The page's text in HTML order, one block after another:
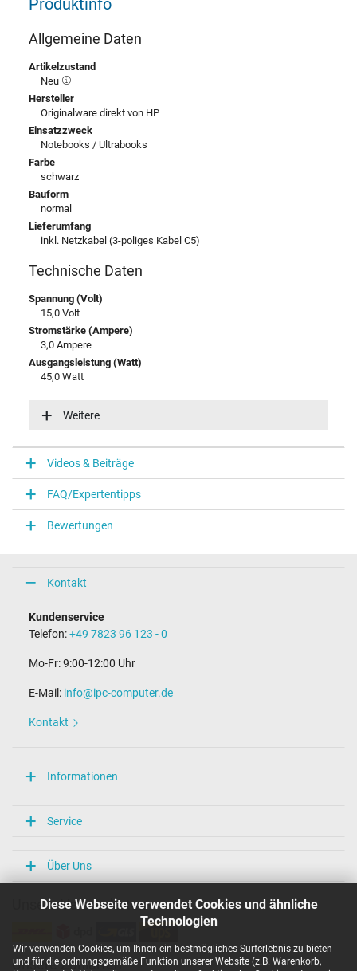
Diese Webseite verwendet Cookies und ähnliche
Technologien
Wir verwenden Cookies, um Ihnen ein bestmögliches Surferlebnis zu bieten
und für die ordnungsgemäße Funktion unserer Website (z.B. Warenkorb,
Produktinfo
Allgemeine Daten
Artikelzustand
Neu
Hersteller
Originalware direkt von HP
Einsatzzweck
Notebooks / Ultrabooks
Farbe
schwarz
Bauform
normal
Lieferumfang
inkl. Netzkabel (3-poliges Kabel C5)
Technische Daten
Spannung (Volt)
15,0 Volt
Stromstärke (Ampere)
3,0 Ampere
Ausgangsleistung (Watt)
45,0 Watt
12V / 3A / 36,0W
15V / 3A / 45,0W
9V / 3A / 27,0W
Eingangsspannung
Energieeffizienz
Notebook Stecker
USB-C / 180° gerade
7,0 mm
Stift im Stecker
Länge Anschlusskabel (m) (ca.)
Maße
Weitere Daten
Überlast-, kurzschluss- und überhitzungsgeschützt
Ja
CCC
PSE
Singapore Safety Mark
TÜV Geprüfte Sicherheit
UL Listed
Weitere
Videos & Beiträge
FAQ/Expertentipps
Bewertungen
Kontakt
Kundenservice
Telefon:+49 7823 96 123 - 0
Mo-Fr: 9:00-12:00 Uhr
E-Mail: info@ipc-computer.de
Kontakt
Informationen
Service
Über Uns
Unsere Versandarten
Unsere Zahlarten